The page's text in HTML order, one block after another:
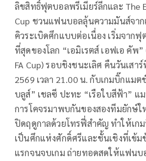
ลิขสิทธิ์ฟุตบอลพรีเมียร์ลีกและ The
Cup ชวนแฟนบอลลุ้นความมันส์จาก
คิวระเบิดศึกแบบต่อเนื่อง เริ่มจากฟุ
ที่สุดของโลก “เอมิเรตส์ เอฟเอ คัพ”
FA Cup) รอบชิงชนะเลิศ คืนวันเสา
2569 เวลา 21.00 น. กับเกมบิ๊กแมต
บลูส์” เชลซี ปะทะ “เรือใบสีฟ้า” แ
การโคจรมาพบกันของสองทีมยักษ์ใ
ปิดฤดูกาลด้วยโทรฟี่สำคัญ ทำให้เก
เป็นศึกแห่งศักดิ์ศรีและชั้นเชิงที่เข้
แรกจนจบเกม ถ่ายทอดสดให้แฟนบ